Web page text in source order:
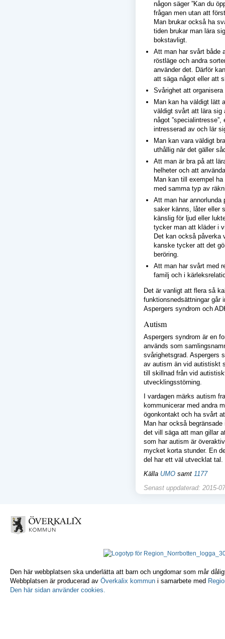
någon säger ”Kan du
frågan men utan att
Man brukar också ha
tiden brukar man lära
bokstavligt.
Att man har svårt både
röstläge och andra
använder det. Därför
att säga något eller att
Svårighet att
Man kan ha väldigt lätt
väldigt svårt att lära sig
något
intresserad av och lär
Man kan vara väldigt
uthållig när det gäller
Att man är bra på att
helheter och att
Man kan till exempel
med samma typ av
Att man har annorlunda
saker känns, låter eller
känslig för ljud eller
tycker man att kläder i
Det kan också påverka
kanske tycker att det
beröring.
Att man har svårt med
familj och i
Det är vanligt att flera så
funktionsnedsättningar går
Aspergers syndrom och
Autism
Aspergers syndrom är en
används som
svårighetsgrad. Aspergers
av autism än vid autistiskt
till skillnad från vid
utvecklingsstörning.
I vardagen märks autism
kommunicerar med andra
ögonkontakt och ha svårt
Man har också
det vill säga att man gillar
som har autism är
mycket korta stunder. En
del har ett väl utvecklat tal.
Källa UMOsamt 1177
Senast uppdaterad: 2015-
Den här webbplatsen ska underlätta att barn och ungdomar som mår
Webbplatsen är producerad av Överkalix kommun i samarbete med
Den här sidan använder cookies.